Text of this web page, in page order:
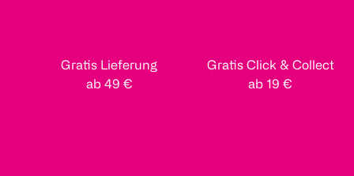
Gratis Lieferung
ab 49 €
Gratis Click & Collect
ab 19 €